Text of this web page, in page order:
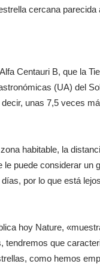
cercana parecida
Centauri B, que la
(UA) del
unas 7,5 veces
habitable, la
puede considerar un
por lo que está
hoy Nature,
tendremos que
como hemos